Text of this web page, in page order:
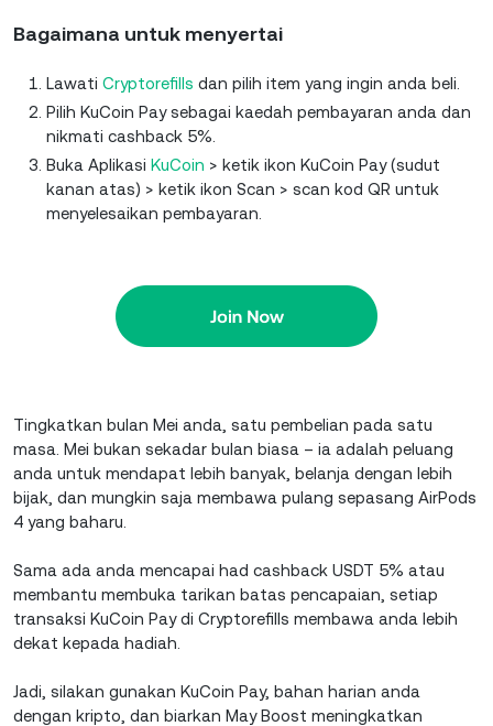
Bagaimana untuk menyertai
Lawati Cryptorefills dan pilih item yang ingin anda beli.
Pilih KuCoin Pay sebagai kaedah pembayaran anda dan
nikmati cashback 5%.
Buka Aplikasi KuCoin > ketik ikon KuCoin Pay (sudut
kanan atas) > ketik ikon Scan > scan kod QR untuk
menyelesaikan pembayaran.
Tingkatkan bulan Mei anda, satu pembelian pada satu
masa. Mei bukan sekadar bulan biasa – ia adalah peluang
anda untuk mendapat lebih banyak, belanja dengan lebih
bijak, dan mungkin saja membawa pulang sepasang AirPods
4 yang baharu.
Sama ada anda mencapai had cashback USDT 5% atau
membantu membuka tarikan batas pencapaian, setiap
transaksi KuCoin Pay di Cryptorefills membawa anda lebih
dekat kepada hadiah.
Jadi, silakan gunakan KuCoin Pay, bahan harian anda
dengan kripto, dan biarkan May Boost meningkatkan